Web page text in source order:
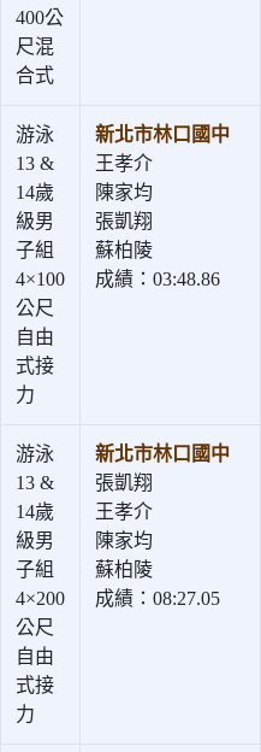
400公
尺混
合式
游泳
13 &
14歲
級男
子組
4×100
公尺
自由
式接
力
新北市林口國中
王孝介
陳家均
張凱翔
蘇柏陵
成績：03:48.86
游泳
13 &
14歲
級男
子組
4×200
公尺
自由
式接
力
新北市林口國中
張凱翔
王孝介
陳家均
蘇柏陵
成績：08:27.05